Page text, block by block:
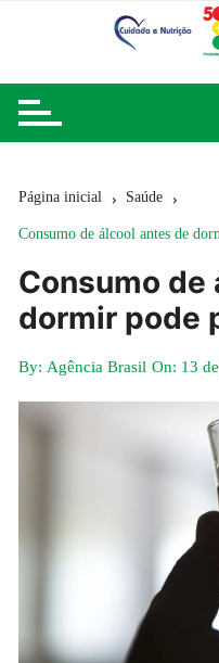
Página inicial Saúde
Consumo de álcool antes de
Consumo de
dormir pode
By: Agência Brasil On: 13